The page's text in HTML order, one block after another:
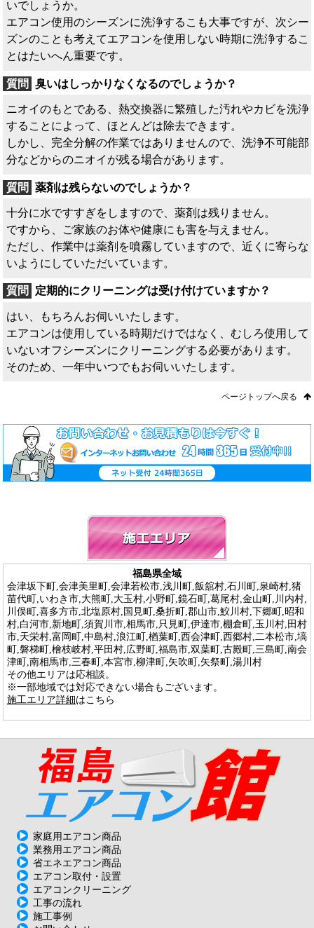
福島県全域
会津坂下町,会津美里町,会津若松市,浅川町,飯舘村,石川町,泉崎村,猪
苗代町,いわき市,大熊町,大玉村,小野町,鏡石町,葛尾村,金山町,川内村,
川俣町,喜多方市,北塩原村,国見町,桑折町,郡山市,鮫川村,下郷町,昭和
村,白河市,新地町,須賀川市,相馬市,只見町,伊達市,棚倉町,玉川村,田村
市,天栄村,富岡町,中島村,浪江町,楢葉町,西会津町,西郷村,二本松市,塙
町,磐梯町,檜枝岐村,平田村,広野町,福島市,双葉町,古殿町,三島町,南会
津町,南相馬市,三春町,本宮市,柳津町,矢吹町,矢祭町,湯川村
その他エリアは応相談。
※一部地域では対応できない場合もございます。
施工エリア詳細はこちら
いでしょうか。
エアコン使用のシーズンに洗浄するこも大事ですが、次シー
ズンのことも考えてエアコンを使用しない時期に洗浄するこ
とはたいへん重要です。
臭いはしっかりなくなるのでしょうか？
ニオイのもとである、熱交換器に繁殖した汚れやカビを洗浄
することによって、ほとんどは除去できます。
しかし、完全分解の作業ではありませんので、洗浄不可能部
分などからのニオイが残る場合があります。
薬剤は残らないのでしょうか？
十分に水ですすぎをしますので、薬剤は残りません。
ですから、ご家族のお体や健康にも害を与えません。
ただし、作業中は薬剤を噴霧していますので、近くに寄らな
いようにしていただいています。
定期的にクリーニングは受け付けていますか？
はい、もちろんお伺いいたします。
エアコンは使用している時期だけではなく、むしろ使用して
いないオフシーズンにクリーニングする必要があります。
そのため、一年中いつでもお伺いいたします。
ページトップへ戻る
家庭用エアコン商品
業務用エアコン商品
省エネエアコン商品
エアコン取付・設置
エアコンクリーニング
工事の流れ
施工事例